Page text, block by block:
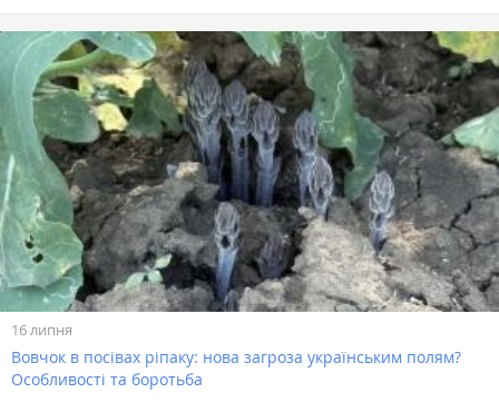
16 липня
Вовчок в посівах ріпаку: нова загроза українським полям?
Особливості та боротьба